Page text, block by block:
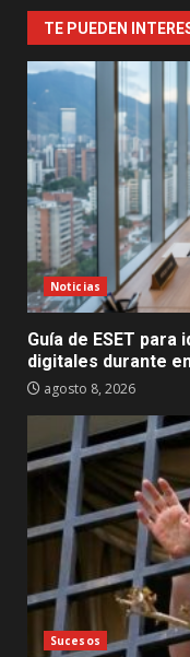
TE PUEDEN
Noticias
Guía de ESET
digitales durante
agosto 8, 2026
Sucesos